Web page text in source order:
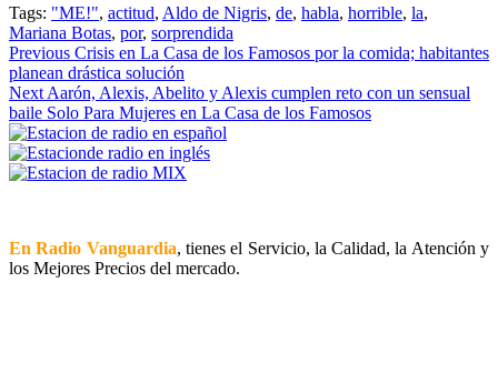
Tags: "ME!", actitud, Aldo de Nigris, de, habla, horrible, la,
Mariana Botas, por, sorprendida
Continue
Reading
Previous Crisis en La Casa de los Famosos por la comida; habitantes
planean drástica solución
Next Aarón, Alexis, Abelito y Alexis cumplen reto con un sensual
baile Solo Para Mujeres en La Casa de los Famosos
En Radio Vanguardia, tienes el Servicio, la Calidad, la Atención y
los Mejores Precios del mercado.